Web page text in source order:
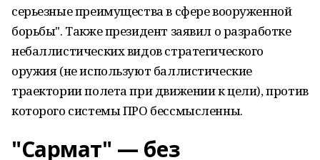
серьезные преимущества в сфере вооруженной
борьбы". Также президент заявил о разработке
небаллистических видов стратегического
оружия (не используют баллистические
траектории полета при движении к цели), против
которого системы ПРО бессмысленны.
"Сармат" — без